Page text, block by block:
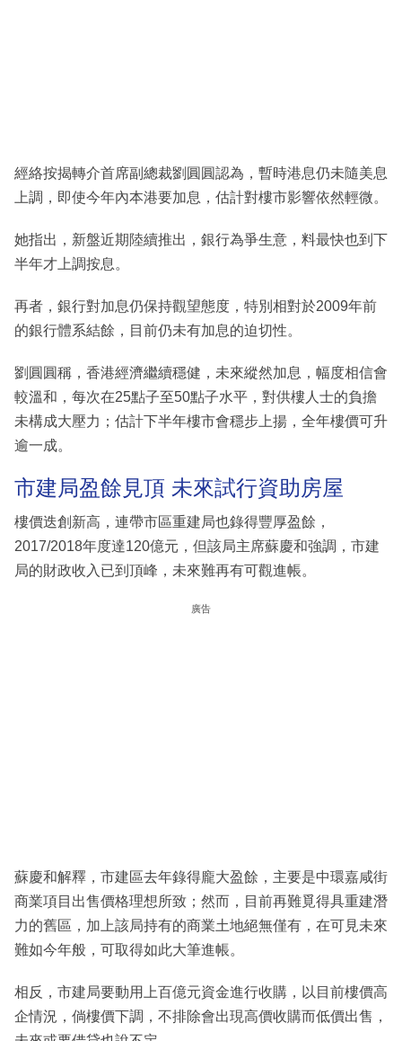
經絡按揭轉介首席副總裁劉圓圓認為，暫時港息仍未隨美息
上調，即使今年內本港要加息，估計對樓市影響依然輕微。
她指出，新盤近期陸續推出，銀行為爭生意，料最快也到下
半年才上調按息。
再者，銀行對加息仍保持觀望態度，特別相對於2009年前
的銀行體系結餘，目前仍未有加息的迫切性。
劉圓圓稱，香港經濟繼續穩健，未來縱然加息，幅度相信會
較溫和，每次在25點子至50點子水平，對供樓人士的負擔
未構成大壓力；估計下半年樓市會穩步上揚，全年樓價可升
逾一成。
市建局盈餘見頂 未來試行資助房屋
樓價迭創新高，連帶市區重建局也錄得豐厚盈餘，
2017/2018年度達120億元，但該局主席蘇慶和強調，市建
局的財政收入已到頂峰，未來難再有可觀進帳。
廣告
蘇慶和解釋，市建區去年錄得龐大盈餘，主要是中環嘉咸街
商業項目出售價格理想所致；然而，目前再難覓得具重建潛
力的舊區，加上該局持有的商業土地絕無僅有，在可見未來
難如今年般，可取得如此大筆進帳。
相反，市建局要動用上百億元資金進行收購，以目前樓價高
企情況，倘樓價下調，不排除會出現高價收購而低價出售，